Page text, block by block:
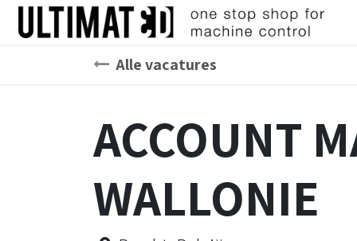
Overslaan naar inhoud
Alle vacatures
ACCOUNT
WALLONIE